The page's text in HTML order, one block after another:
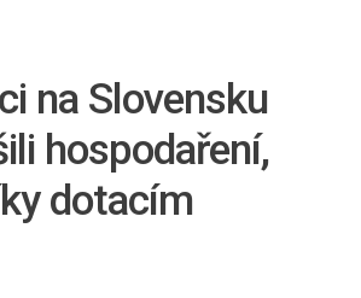
na Slovensku
hospodaření,
dotacím